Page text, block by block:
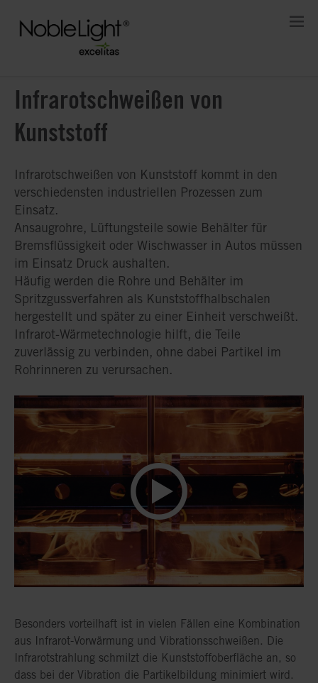
Infrarotschweißen von
Kunststoff
Infrarotschweißen von Kunststoff kommt in den
verschiedensten industriellen Prozessen zum
Einsatz.
Ansaugrohre, Lüftungsteile sowie Behälter für
Bremsflüssigkeit oder Wischwasser in Autos müssen
im Einsatz Druck aushalten.
Häufig werden die Rohre und Behälter im
Spritzgussverfahren als Kunststoffhalbschalen
hergestellt und später zu einer Einheit verschweißt.
Infrarot-Wärmetechnologie hilft, die Teile
zuverlässig zu verbinden, ohne dabei Partikel im
Rohrinneren zu verursachen.
Besonders vorteilhaft ist in vielen Fällen eine Kombination
aus Infrarot-Vorwärmung und Vibrationsschweißen. Die
Infrarotstrahlung schmilzt die Kunststoffoberfläche an, so
dass bei der Vibration die Partikelbildung minimiert wird.